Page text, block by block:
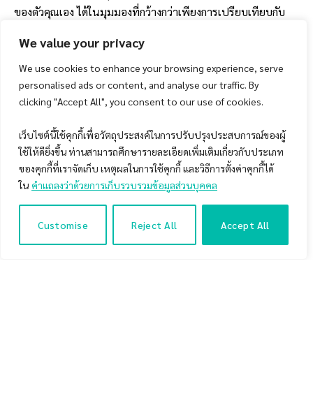
We value your privacy
We use cookies to enhance your browsing experience, serve
personalised ads or content, and analyse our traffic. By
clicking "Accept All", you consent to our use of cookies.
เว็บไซต์นี้ใช้คุกกี้เพื่อวัตถุประสงค์ในการปรับปรุงประสบการณ์ของผู้
ใช้ให้ดียิ่งขึ้น ท่านสามารถศึกษารายละเอียดเพิ่มเติมเกี่ยวกับประเภท
ของคุกกี้ที่เราจัดเก็บ เหตุผลในการใช้คุกกี้ และวิธีการตั้งค่าคุกกี้ได้
ใน คำแถลงว่าด้วยการเก็บรวบรวมข้อมูลส่วนบุคคล
Customise Reject All Accept All
ของตัวคุณเอง ได้ในมุมมองที่กว้างกว่าเพียงการเปรียบเทียบกับ
หุ้นขนาดใหญ่เพียงอย่างเดียว
หวังว่าจะมีประโยชน์กับนักลงทุนทุกท่านครับ!
Table of Contents
33 กลยุทธ์การลงทุนจากแนวคิดของเซียนหุ้นระดับโลก
สถิติผลตอบแทนในภาพรวมของ 33 กลยุทธ์การลงทุนช่วง
กุมภาพันธ์ของปี 2020
บทสรุปการรีวิวผลตอบแทนของ 33 กลยุทธ์การลงทุนจาก